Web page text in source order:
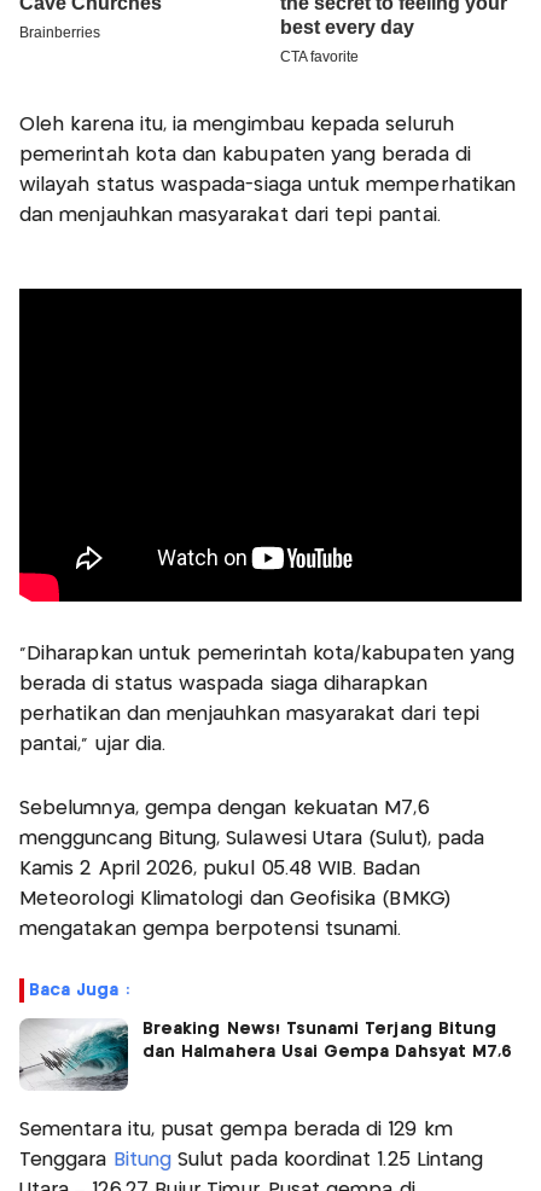
Oleh karena itu, ia mengimbau kepada seluruh
pemerintah kota dan kabupaten yang berada di
wilayah status waspada-siaga untuk memperhatikan
dan menjauhkan masyarakat dari tepi pantai.
“Diharapkan untuk pemerintah kota/kabupaten yang
berada di status waspada siaga diharapkan
perhatikan dan menjauhkan masyarakat dari tepi
pantai,” ujar dia.
Sebelumnya, gempa dengan kekuatan M7,6
mengguncang Bitung, Sulawesi Utara (Sulut), pada
Kamis 2 April 2026, pukul 05.48 WIB. Badan
Meteorologi Klimatologi dan Geofisika (BMKG)
mengatakan gempa berpotensi tsunami.
Baca Juga :
Breaking News! Tsunami Terjang Bitung
dan Halmahera Usai Gempa Dahsyat M7,6
Sementara itu, pusat gempa berada di 129 km
Tenggara BitungSulut pada koordinat 1.25 Lintang